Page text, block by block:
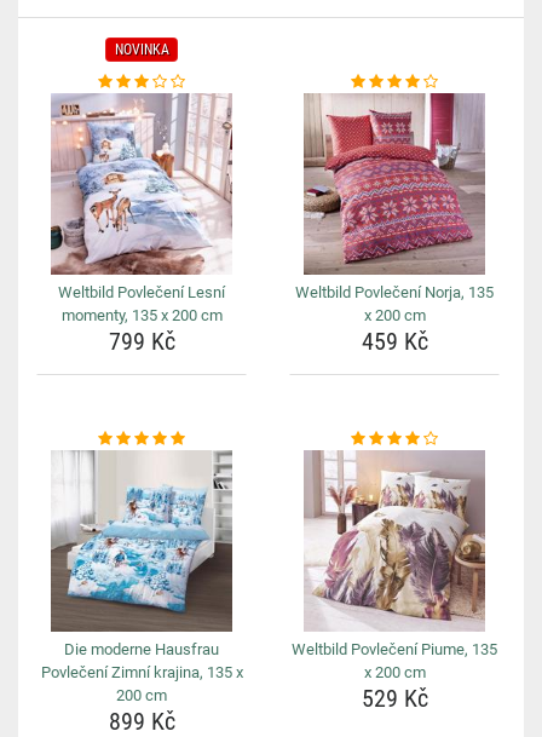
NOVINKA
Weltbild Povlečení Lesní
momenty, 135 x 200 cm
799 Kč
Weltbild Povlečení Norja, 135
x 200 cm
459 Kč
Die moderne Hausfrau
Povlečení Zimní krajina, 135 x
200 cm
899 Kč
Weltbild Povlečení Piume, 135
x 200 cm
529 Kč